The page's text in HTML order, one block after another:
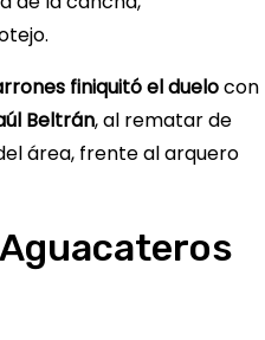
finiquitó el duelocon
Beltrán, al rematar de
área, frente al arquero